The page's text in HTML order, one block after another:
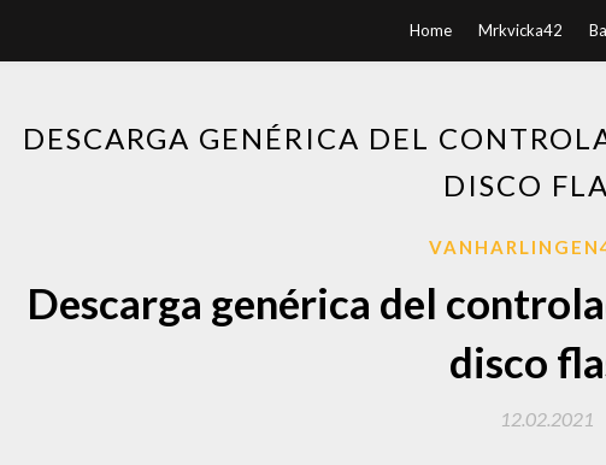
Home Mrkvicka42
DESCARGA GENÉRICA DEL
DISCO
Descarga genérica del
disco
12.02.2021